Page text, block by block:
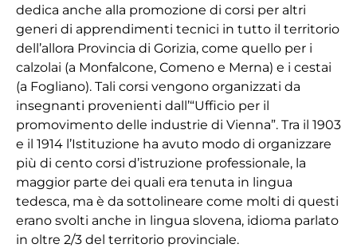
dedica anche alla promozione di corsi per altri
generi di apprendimenti tecnici in tutto il territorio
dell’allora Provincia di Gorizia, come quello per i
calzolai (a Monfalcone, Comeno e Merna) e i cestai
(a Fogliano). Tali corsi vengono organizzati da
insegnanti provenienti dall’“Ufficio per il
promovimento delle industrie di Vienna”. Tra il 1903
e il 1914 l’Istituzione ha avuto modo di organizzare
più di cento corsi d’istruzione professionale, la
maggior parte dei quali era tenuta in lingua
tedesca, ma è da sottolineare come molti di questi
erano svolti anche in lingua slovena, idioma parlato
in oltre 2/3 del territorio provinciale.